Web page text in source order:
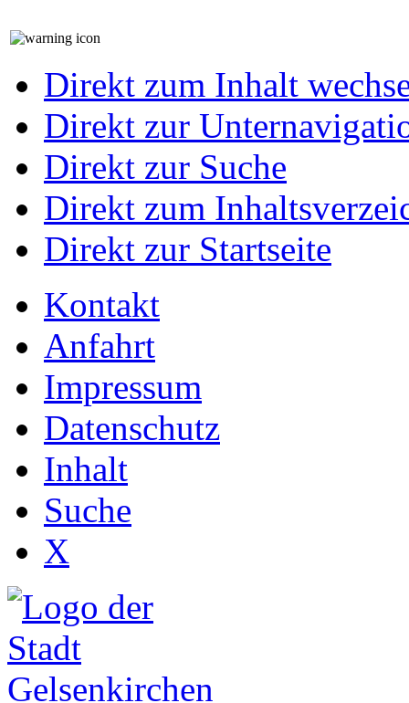
Direkt zum Inhalt
Direkt zur
Direkt zur Suche
Direkt zum
Direkt zur Startseite
Kontakt
Anfahrt
Impressum
Datenschutz
Inhalt
Suche
X